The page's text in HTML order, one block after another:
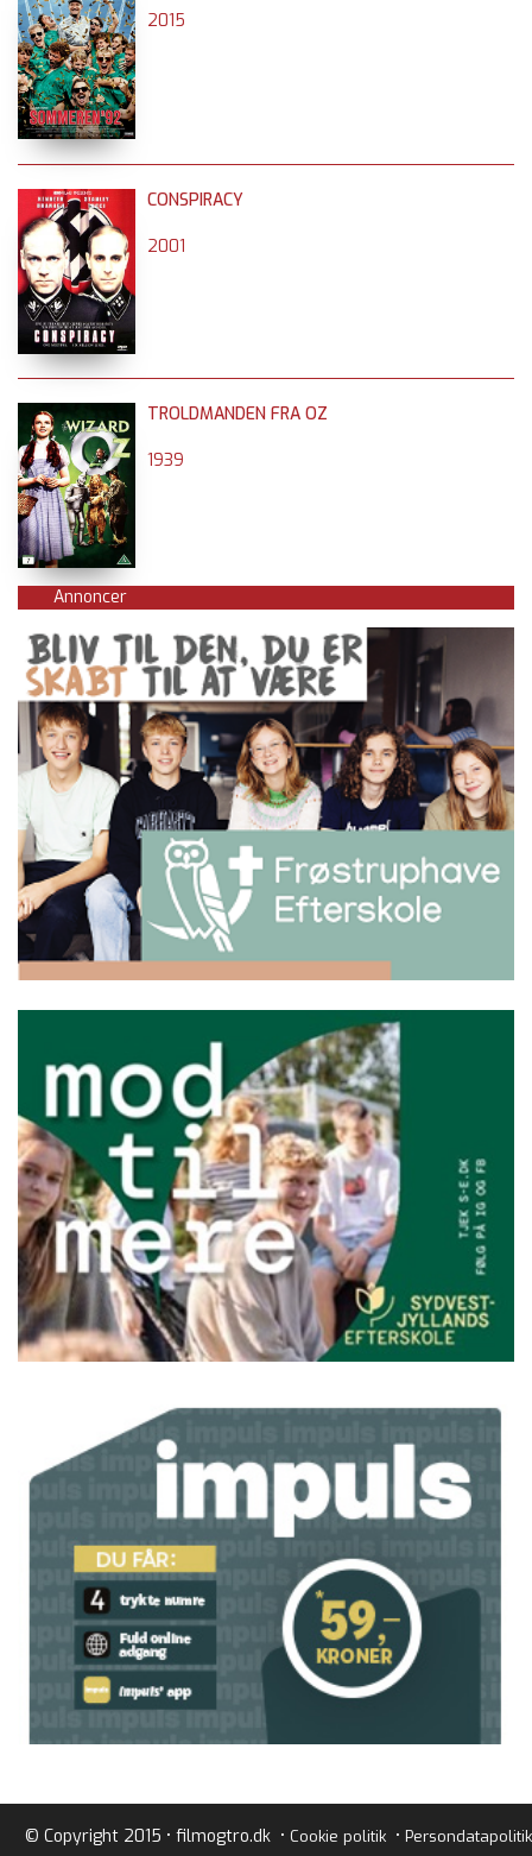
2015
CONSPIRACY
2001
TROLDMANDEN FRA OZ
1939
Annoncer
© Copyright 2015 • filmogtro.dk • Cookie politik• Persondatapolitik